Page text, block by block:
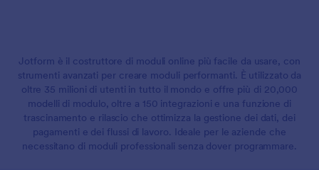
Jotform è il costruttore di moduli online più facile da usare, con
strumenti avanzati per creare moduli performanti. È utilizzato da
oltre 35 milioni di utenti in tutto il mondo e offre più di 20,000
modelli di modulo, oltre a 150 integrazioni e una funzione di
trascinamento e rilascio che ottimizza la gestione dei dati, dei
pagamenti e dei flussi di lavoro. Ideale per le aziende che
necessitano di moduli professionali senza dover programmare.